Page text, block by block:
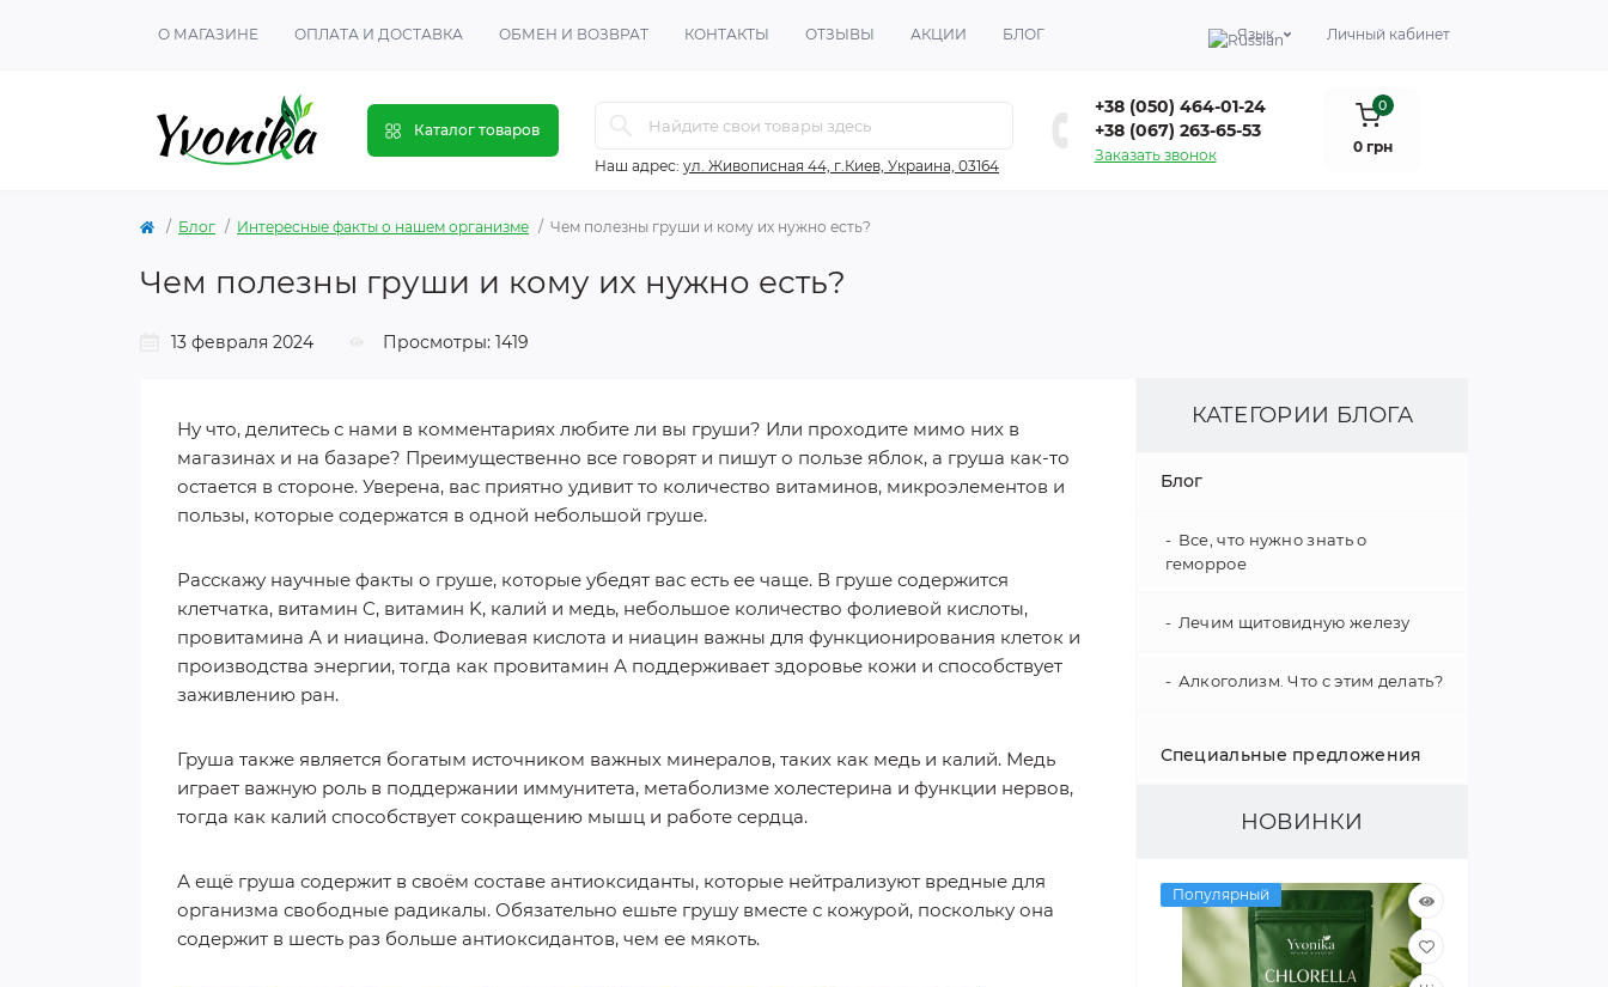
О МАГАЗИНЕ ОПЛАТА И ДОСТАВКА ОБМЕН И ВОЗВРАТ КОНТАКТЫ ОТЗЫВЫ АКЦИИ БЛОГ Язык Личный кабинет
Каталог товаров
Наш адрес: ул. Живописная 44, г.Киев, Украина, 03164
+38 (050) 464-01-24
+38 (067) 263-65-53
Заказать звонок
0
0 грн
Блог Интересные факты о нашем организме Чем полезны груши и кому их нужно есть?
Чем полезны груши и кому их нужно есть?
13 февраля 2024 Просмотры: 1419
Ну что, делитесь с нами в комментариях любите ли вы груши? Или проходите мимо них в
магазинах и на базаре? Преимущественно все говорят и пишут о пользе яблок, а груша как-то
остается в стороне. Уверена, вас приятно удивит то количество витаминов, микроэлементов и
пользы, которые содержатся в одной небольшой груше.
Расскажу научные факты о груше, которые убедят вас есть ее чаще. В груше содержится
клетчатка, витамин C, витамин K, калий и медь, небольшое количество фолиевой кислоты,
провитамина А и ниацина. Фолиевая кислота и ниацин важны для функционирования клеток и
производства энергии, тогда как провитамин А поддерживает здоровье кожи и способствует
заживлению ран.
Груша также является богатым источником важных минералов, таких как медь и калий. Медь
играет важную роль в поддержании иммунитета, метаболизме холестерина и функции нервов,
тогда как калий способствует сокращению мышц и работе сердца.
А ещё груша содержит в своём составе антиоксиданты, которые нейтрализуют вредные для
организма свободные радикалы. Обязательно ешьте грушу вместе с кожурой, поскольку она
содержит в шесть раз больше антиоксидантов, чем ее мякоть.
КАТЕГОРИИ БЛОГА
Блог
Все, что нужно знать о
геморрое
Лечим щитовидную железу
Алкоголизм. Что с этим делать?
Как улучшить слух
Интересные факты о нашем
Специальные предложения
НОВИНКИ
Популярный